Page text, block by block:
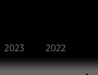
2023 2022